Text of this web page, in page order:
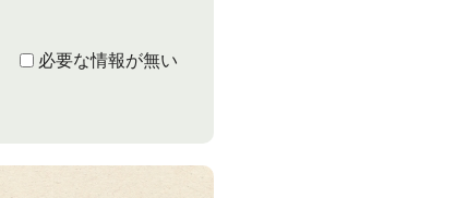
必要な情報が無い